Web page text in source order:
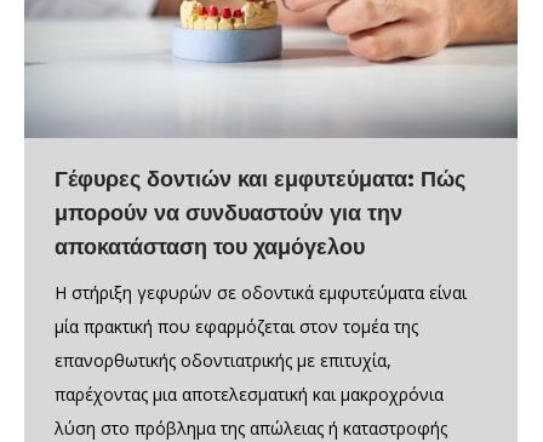
Γέφυρες δοντιών και εμφυτεύματα: Πώς
μπορούν να συνδυαστούν για την
αποκατάσταση του χαμόγελου
Η στήριξη γεφυρών σε οδοντικά εμφυτεύματα είναι
μία πρακτική που εφαρμόζεται στον τομέα της
επανορθωτικής οδοντιατρικής με επιτυχία,
παρέχοντας μια αποτελεσματική και μακροχρόνια
λύση στο πρόβλημα της απώλειας ή καταστροφής